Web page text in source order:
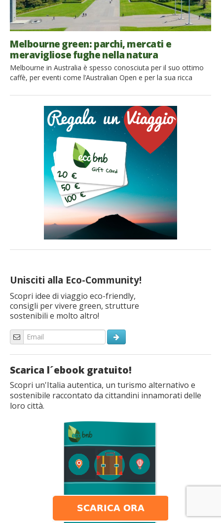
Unisciti alla Eco-Community!
Scopri idee di viaggio eco-friendly,
consigli per vivere green, strutture
sostenibili e molto altro!
Scarica l´ebook gratuito!
Scopri un'Italia autentica, un turismo alternativo e
sostenibile raccontato da cittandini innamorati delle
loro città.
Melbourne green: parchi, mercati e
meravigliose fughe nella natura
Melbourne in Australia è spesso conosciuta per il suo ottimo
caffè, per eventi come l’Australian Open e per la sua ricca
ricco di sorprese: parchi urbani, mercati locali, esperienze a
contatto con la fauna selvatica e spostamenti senza auto. Se
ami la natura, il cibo […]